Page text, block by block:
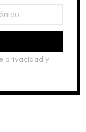
privacidad y